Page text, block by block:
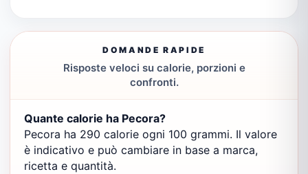
DOMANDE RAPIDE
Risposte veloci su calorie, porzioni e
confronti.
Quante calorie ha Pecora?
Pecora ha 290 calorie ogni 100 grammi. Il valore
è indicativo e può cambiare in base a marca,
ricetta e quantità.